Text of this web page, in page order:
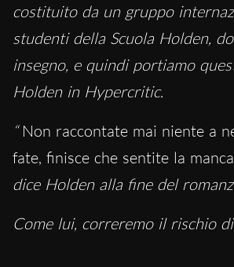
costituito da un gruppo
studenti della Scuola Holden,
insegno, e quindi portiamo
Holden in Hypercritic.
“ Non raccontate mai niente a
fate, finisce che sentite la
dice Holden alla fine del
Come lui, correremo il rischio